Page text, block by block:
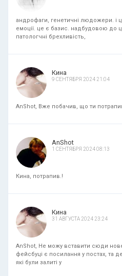
андрофаги, генетичні людожери. і
емоції. це є базис. надбудовою до
патологчні брехливість,
Кина
9 СЕНТЯБРЯ 2024 21:04
AnShot, Вже побачив, що ти
AnShot
1 СЕНТЯБРЯ 2024 08:13
Кина, потрапив.!
Кина
31 АВГУСТА 2024 23:24
AnShot, Не можу вставити сюди
фейсбуці є посилання у постах, та
які були залиті у